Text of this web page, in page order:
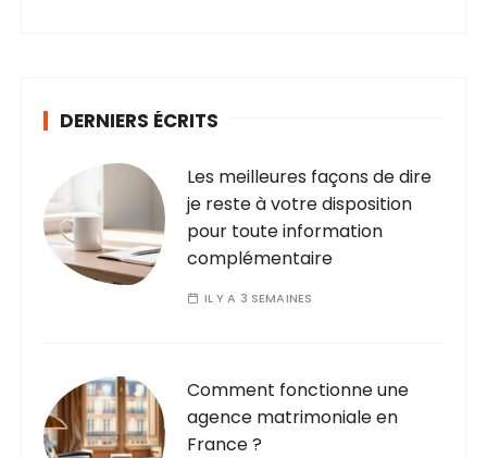
DERNIERS ÉCRITS
Les meilleures façons de dire
je reste à votre disposition
pour toute information
complémentaire
IL Y A 3 SEMAINES
Comment fonctionne une
agence matrimoniale en
France ?